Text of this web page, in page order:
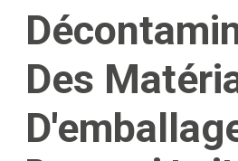
Des